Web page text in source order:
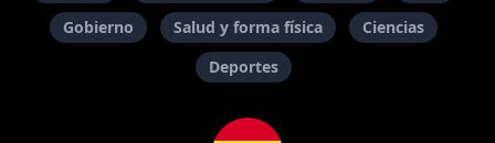
Gobierno
Salud y forma física
Ciencias
Deportes